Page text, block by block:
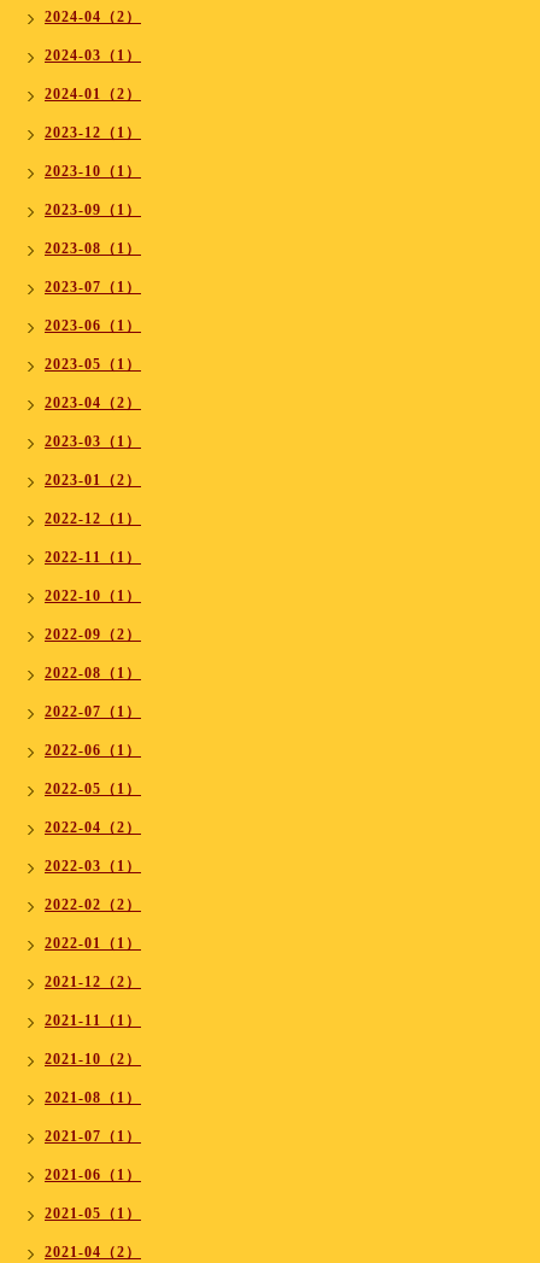
2024-04（2）
2024-03（1）
2024-01（2）
2023-12（1）
2023-10（1）
2023-09（1）
2023-08（1）
2023-07（1）
2023-06（1）
2023-05（1）
2023-04（2）
2023-03（1）
2023-01（2）
2022-12（1）
2022-11（1）
2022-10（1）
2022-09（2）
2022-08（1）
2022-07（1）
2022-06（1）
2022-05（1）
2022-04（2）
2022-03（1）
2022-02（2）
2022-01（1）
2021-12（2）
2021-11（1）
2021-10（2）
2021-08（1）
2021-07（1）
2021-06（1）
2021-05（1）
2021-04（2）